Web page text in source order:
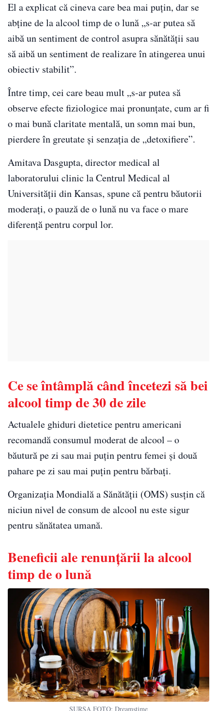
El a explicat că cineva care bea mai puțin, dar se
abține de la alcool timp de o lună „s-ar putea să
aibă un sentiment de control asupra sănătății sau
să aibă un sentiment de realizare în atingerea unui
obiectiv stabilit”.
Între timp, cei care beau mult „s-ar putea să
observe efecte fiziologice mai pronunțate, cum ar fi
o mai bună claritate mentală, un somn mai bun,
pierdere în greutate și senzația de „detoxifiere”.
Amitava Dasgupta, director medical al
laboratorului clinic la Centrul Medical al
Universității din Kansas, spune că pentru băutorii
moderați, o pauză de o lună nu va face o mare
diferență pentru corpul lor.
Ce se întâmplă când încetezi să bei
alcool timp de 30 de zile
Actualele ghiduri dietetice pentru americani
recomandă consumul moderat de alcool – o
băutură pe zi sau mai puțin pentru femei și două
pahare pe zi sau mai puțin pentru bărbați.
Organizația Mondială a Sănătății (OMS) susțin că
niciun nivel de consum de alcool nu este sigur
pentru sănătatea umană.
Beneficii ale renunțării la alcool
timp de o lună
SURSA FOTO: Dreamstime